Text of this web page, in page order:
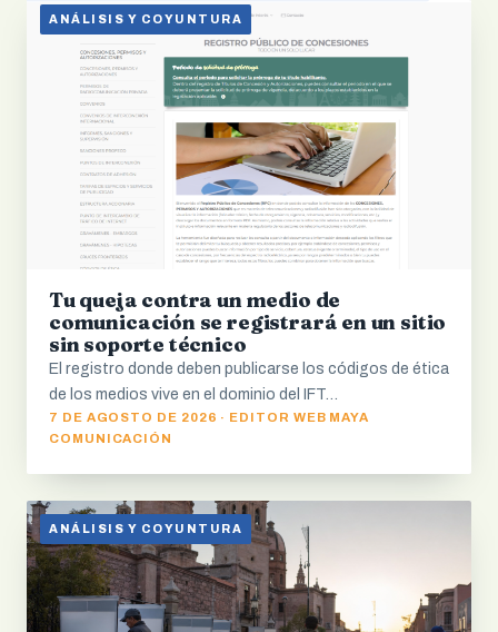
ANÁLISIS Y COYUNTURA
Tu queja contra un medio de
comunicación se registrará en un sitio
sin soporte técnico
El registro donde deben publicarse los códigos de ética
de los medios vive en el dominio del IFT…
7 DE AGOSTO DE 2026 · EDITOR WEB MAYA
COMUNICACIÓN
ANÁLISIS Y COYUNTURA